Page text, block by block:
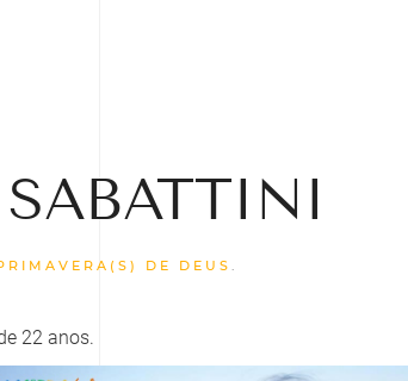
DE DEUS
22 anos.